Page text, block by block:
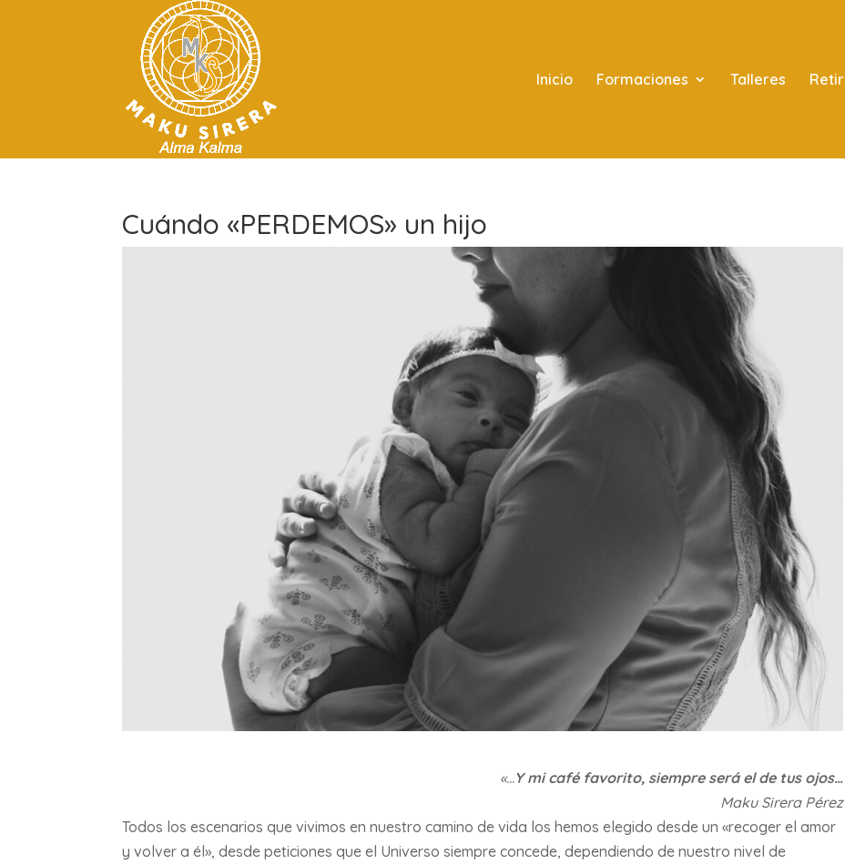
Inicio Formaciones Talleres
Cuándo «PERDEMOS» un hijo
«…Y mi café favorito, siempre será el de tus ojos…
Maku Sirera Pérez
Todos los escenarios que vivimos en nuestro camino de vida los hemos elegido desde un «recoger el amor
y volver a él», desde peticiones que el Universo siempre concede, dependiendo de nuestro nivel de